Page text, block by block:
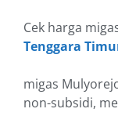
Cek harga
Tenggara
migas
non-subsidi,